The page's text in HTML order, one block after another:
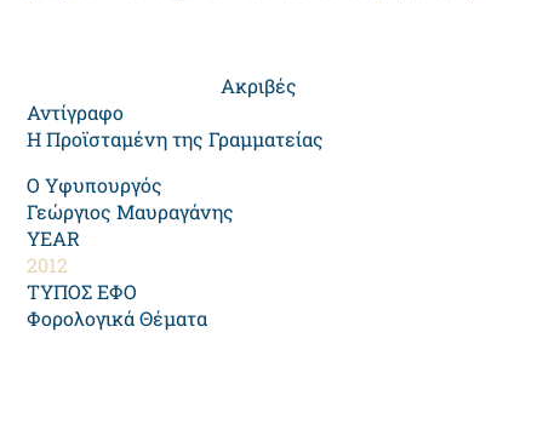
Aκριβές
Αντίγραφο
Η Προϊσταμένη της Γραμματείας
Ο Υφυπουργός
Γεώργιος Μαυραγάνης
YEAR
2012
ΤΥΠΟΣ ΕΦΟ
Φορολογικά Θέματα